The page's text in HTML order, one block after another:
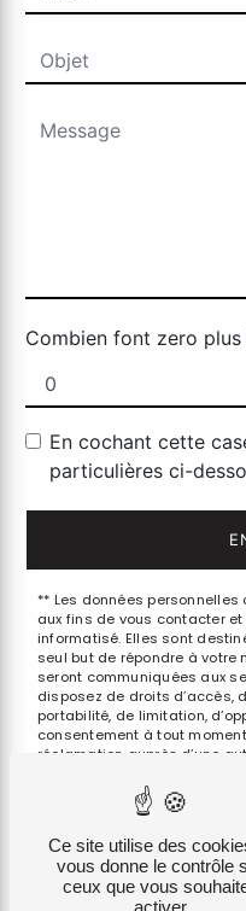
Combien font zero plus
En cochant cette
particulières ci-
** Les données
aux fins de vous contacter
informatisé. Elles sont
seul but de répondre à votre
seront communiquées aux
disposez de droits d’accès,
portabilité, de limitation,
consentement à tout
réclamation auprès d’une
d’organiser le sort de vos
exercer ces droits par voie
électronique à l'adresse .
être demandé. Nous
de prise de contact puis
aux fins probatoires et de
droit de vous inscrire sur la
Ce site utilise des
vous donne le contrôle
ceux que vous
activer